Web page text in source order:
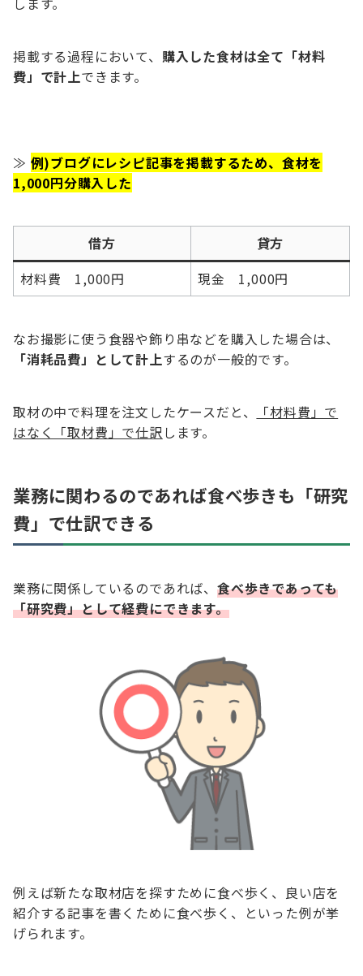
掲載する過程において、 購入した食材は全て「材料
費」で計上できます。
≫ 例)ブログにレシピ記事を掲載するため、食材を
1,000円分購入した
借方
貸方
材料費 1,000円
現金 1,000円
なお撮影に使う食器や飾り串などを購入した場合は、
「消耗品費」として計上するのが一般的です。
取材の中で料理を注文したケースだと、
「材料費」で
はなく「取材費」で仕訳します。
業務に関わるのであれば食べ歩きも「研究
費」で仕訳できる
業務に関係しているのであれば、 食べ歩きであっても
「研究費」として経費にできます。
例えば新たな取材店を探すために食べ歩く、良い店を
紹介する記事を書くために食べ歩く、といった例が挙
げられます。